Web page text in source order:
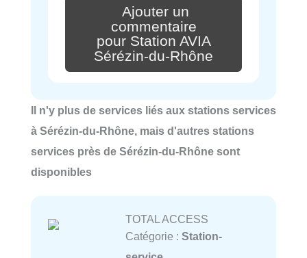
Ajouter un
commentaire
pour Station AVIA
Sérézin-du-Rhône
Il n'y plus de services liés aux stations services
à Sérézin-du-Rhône, mais d'autres stations
services près de Sérézin-du-Rhône sont
disponibles
TOTAL ACCESS
Catégorie : Station-